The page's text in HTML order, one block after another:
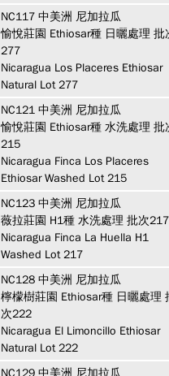
NC117 中美洲 尼加拉瓜
愉悅莊園 Ethiosar種 日曬處理 批
277
Nicaragua Los Placeres Ethiosar
Natural Lot 277
NC121 中美洲 尼加拉瓜
愉悅莊園 Ethiosar種 水洗處理 批
215
Nicaragua Finca Los Placeres
Ethiosar Washed Lot 215
NC123 中美洲 尼加拉瓜
薇拉莊園 H1種 水洗處理 批次217
Nicaragua Finca La Huella H1
Washed Lot 217
NC128 中美洲 尼加拉瓜
檸檬樹莊園 Ethiosar種 日曬處理
次222
Nicaragua El Limoncillo Ethiosar
Natural Lot 222
NC129 中美洲 尼加拉瓜